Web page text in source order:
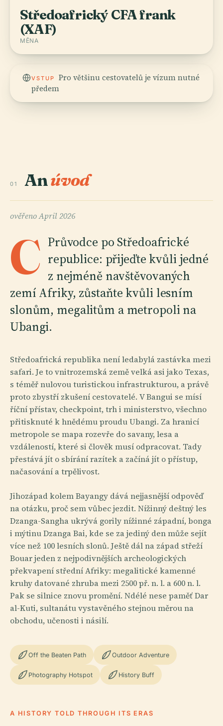
Středoafrický CFA frank
(XAF)
MĚNA
VSTUP
Pro většinu cestovatelů je vízum nutné
předem
01 Anúvod
ověřenoApril 2026
C Průvodce po Středoafrické
republice: přijeďte kvůli jedné
z nejméně navštěvovaných
zemí Afriky, zůstaňte kvůli lesním
slonům, megalitům a metropoli na
Ubangi.
Středoafrická republika není ledabylá zastávka mezi
safari. Je to vnitrozemská země velká asi jako Texas,
s téměř nulovou turistickou infrastrukturou, a právě
proto zbystří zkušení cestovatelé. V Bangui se mísí
říční přístav, checkpoint, trh i ministerstvo, všechno
přitisknuté k hnědému proudu Ubangi. Za hranicí
metropole se mapa rozevře do savany, lesa a
vzdáleností, které si člověk musí odpracovat. Tady
přestává jít o sbírání razítek a začíná jít o přístup,
načasování a trpělivost.
Jihozápad kolem Bayangy dává nejjasnější odpověď
na otázku, proč sem vůbec jezdit. Nížinný deštný les
Dzanga-Sangha ukrývá gorily nížinné západní, bonga
i mýtinu Dzanga Bai, kde se za jediný den může sejít
více než 100 lesních slonů. Ještě dál na západ střeží
Bouar jeden z nejpodivnějších archeologických
překvapení střední Afriky: megalitické kamenné
kruhy datované zhruba mezi 2500 př. n. l. a 600 n. l.
Pak se silnice znovu promění. Ndélé nese paměť Dar
al-Kuti, sultanátu vystavěného stejnou měrou na
obchodu, učenosti i násilí.
Off the Beaten Path Outdoor Adventure
Photography Hotspot History Buff
A HISTORY TOLD THROUGH ITS ERAS